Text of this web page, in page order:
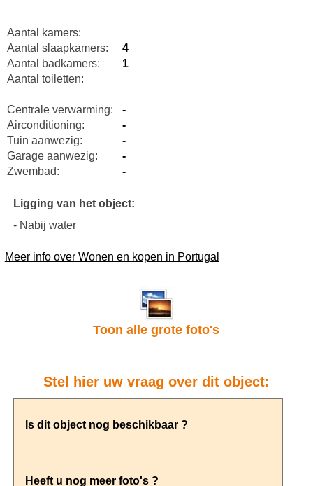
Aantal kamers:
Aantal slaapkamers:
4
Aantal badkamers:
1
Aantal toiletten:
Centrale verwarming:
-
Airconditioning:
-
Tuin aanwezig:
-
Garage aanwezig:
-
Zwembad:
-
Ligging van het object:
- Nabij water
Meer info over Wonen en kopen in Portugal
Toon alle grote foto's
Stel hier uw vraag over dit object: